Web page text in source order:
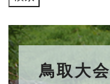
鳥取大会